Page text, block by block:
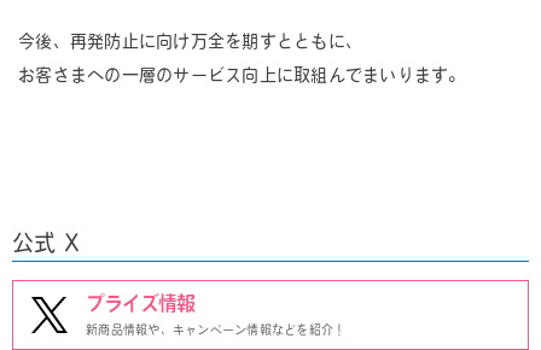
今後、再発防止に向け万全を期すとともに、
お客さまへの一層のサービス向上に取組んでまいります。
公式 X
プライズ情報
新商品情報や、キャンペーン情報などを紹介！